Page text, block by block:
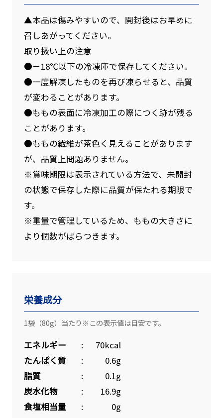
▲本品は傷みやすいので、開封後はお早めに
召しあがってください。
取り扱い上の注意
●－18℃以下の冷凍庫で保存してください。
●一度解凍したものを再び凍らせると、品質
が変わることがあります。
●ももの表面に冷凍加工の際につく跡が残る
ことがあります。
●ももの繊維が茶色く見えることがあります
が、品質上問題ありません。
※賞味期限は表示されている方法で、未開封
の状態で保存した際に品質が保たれる期限で
す。
※重量で管理しているため、ももの大きさに
より個数がばらつきます。
栄養成分
1袋（80g）当たり※この表示値は目安です。
エネルギー
70kcal
たんぱく質
0.6g
脂質
0.1g
炭水化物
16.9g
食塩相当量
0g